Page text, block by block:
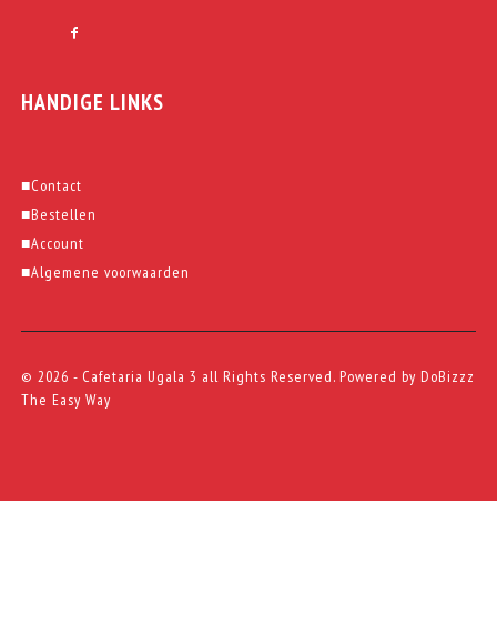
HANDIGE LINKS
■Contact
■Bestellen
■Account
■Algemene voorwaarden
© 2026 - Cafetaria Ugala 3 all Rights Reserved. Powered by DoBizzz
The Easy Way